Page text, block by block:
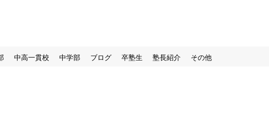
中高一貫校 中学部 ブログ 卒塾生 塾長紹介 その他